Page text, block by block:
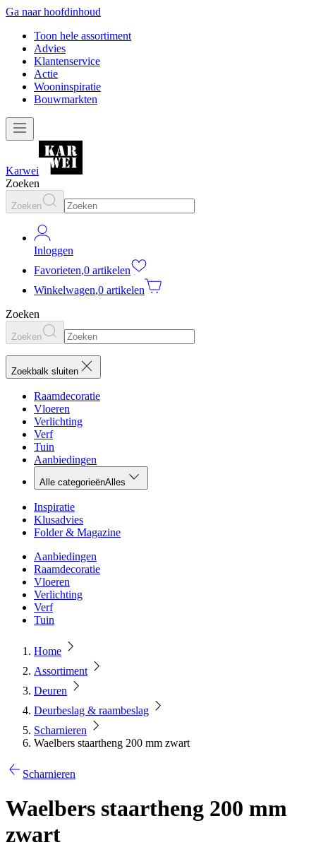
Ga naar hoofdinhoud
Toon hele assortiment
Advies
Klantenservice
Actie
Wooninspiratie
Bouwmarkten
Karwei
Zoeken
Zoeken
Inloggen
Favorieten,0 artikelen
Winkelwagen,0 artikelen
Zoeken
Zoeken
Zoekbalk sluiten
Raamdecoratie
Vloeren
Verlichting
Verf
Tuin
Aanbiedingen
Alle categorieënAlles
Inspiratie
Klusadvies
Folder & Magazine
Aanbiedingen
Raamdecoratie
Vloeren
Verlichting
Verf
Tuin
Home
Assortiment
Deuren
Deurbeslag & raambeslag
Scharnieren
Waelbers staartheng 200 mm zwart
Scharnieren
Waelbers staartheng 200 mm
zwart